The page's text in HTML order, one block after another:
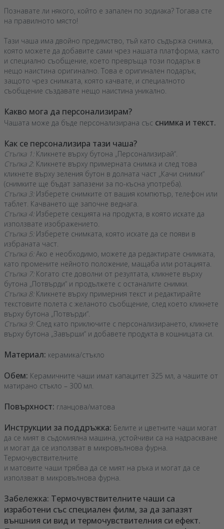
Познавате ли някого, който е запален по зодиака? Тогава сте
на правилното място!
Тази чаша има двойно предимство, тъй като съдържа снимка,
която можете да добавите сами чрез нашата платформа, както
и специално съобщение, което превръща този подарък в
нещо наистина оригинално. Това е оригинален подарък,
защото чрез снимката, която качвате, и специалното
съобщение създавате нещо наистина уникално.
Какво мога да персонализирам?
Чашата може да бъде персонализирана със снимка и текст.
Как се персонализира тази чаша?
Стъпка 1:Кликнете върху бутона „Персонализирай“.
Стъпка 2: Кликнете върху примерната снимка и след това
кликнете върху зеления бутон в долната част „Качи снимки“
(снимките ще бъдат запазени за по-късна употреба).
Стъпка 3:Изберете снимките от вашия компютър, телефон или
таблет. Качването ще започне веднага.
Стъпка 4:Изберете секцията на продукта, в която искате да
използвате изображението.
Стъпка 5:Изберете снимката, която искате да се появи в
избраната част.
Стъпка 6:Ако е необходимо, можете да редактирате снимката,
като промените нейното положение, мащаба или ротацията.
Стъпка 7:Когато сте доволни от резултата, кликнете върху
бутона „Потвърди“ и продължете с останалите снимки.
Стъпка 8:Кликнете върху примерния текст и редактирайте
текстовите полета с желаното съобщение, след което кликнете
върху бутона „Потвърди“.
Стъпка 9:След като приключите с персонализирането, кликнете
върху бутона „Завърши“ и добавете продукта в кошницата си.
Материал: керамика/стъкло
Обем: Керамичните чаши имат капацитет 325 мл, а чашите от
матирано стъкло – 300 мл.
Повърхност: гланцова/матова
Инструкции за поддръжка: Белите и цветните чаши могат
да се мият в съдомиялна машина, устойчиви са на надраскване
и могат да се използват в микровълнова фурна.
Термочувствителните
и матовите чаши трябва да се мият на ръка и могат да се
използват в микровълнова фурна.
Забележка: Термочувствителните чаши са
изработени със специален филм, за да запазят
външния си вид и термочувствителния си ефект.